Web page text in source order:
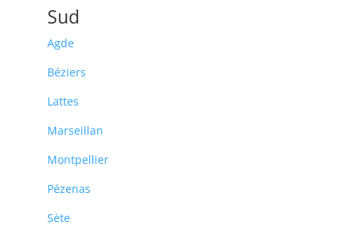
Sud
Agde
Béziers
Lattes
Marseillan
Montpellier
Pézenas
Sète